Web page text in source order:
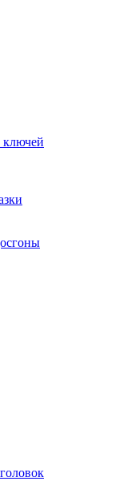
ключей